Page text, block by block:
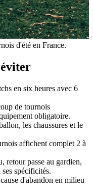
d'été en France.
en six heures avec 6
de tournois
obligatoire.
les chaussures et le
affichent complet 2 à
retour passe au gardien,
spécificités.
d'abandon en milieu